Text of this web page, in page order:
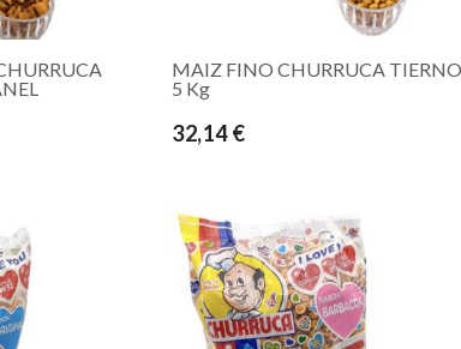
MAIZ FINO CHURRUCA TIERNO
5 Kg
32,14 €